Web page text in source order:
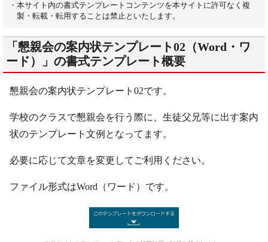
・本サイト内の書式テンプレートコンテンツを本サイトに許可なく複
製・転載・転用することは禁止といたします。
「懇親会の案内状テンプレート02（Word・ワ
ード）」の書式テンプレート概要
懇親会の案内状テンプレート02です。
学校のクラスで懇親会を行う際に、生徒父兄等に出す案内
状のテンプレート文例となってます。
必要に応じて文章を変更してご利用ください。
ファイル形式はWord（ワード）です。